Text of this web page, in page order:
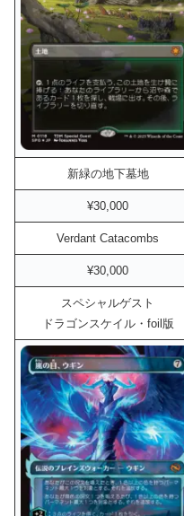
新緑の地下墓地
¥30,000
Verdant Catacombs
¥30,000
スペシャルゲスト
ドラゴンスケイル・foil版